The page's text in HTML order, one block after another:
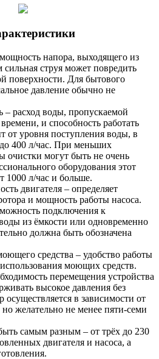
напора, выходящего из
струя может повредить
поверхности. Для бытового
давление обычно не
– расход воды, пропускаемой
и способность работать
от уровня поступления воды, в
до 400 л/час. При меньших
очистки могут быть не очень
оборудования этот
1000 л/час и больше.
двигателя – определяет
и мощность работы насоса.
подключения к
из ёмкости или одновременно
должна быть обозначена
средства – удобство работы
моющих средств.
перемещения устройства
высокое давления без
в зависимости от
желательно не менее пяти-семи
самым разным – от трёх до 230
двигателя и насоса, а